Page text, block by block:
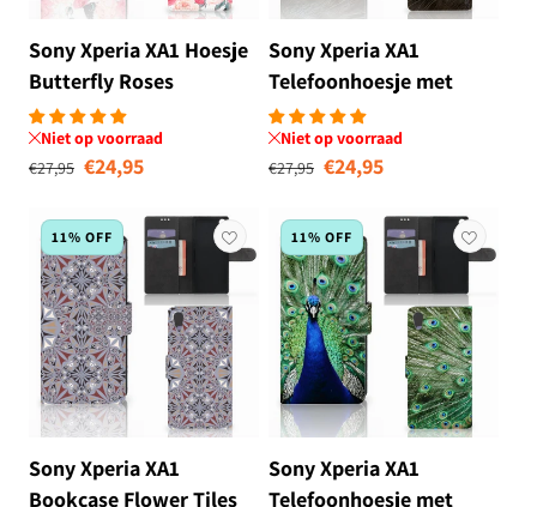
Sony Xperia XA1 Hoesje
Butterfly Roses
Niet op voorraad
Normale prijs
€27,95 Aanbiedingsprijs
€24,95
Sony Xperia XA1
Telefoonhoesje met
Pasjes Zwarte Kat
Niet op voorraad
Normale prijs
€27,95 €24,95
11% OFF
Sony Xperia XA1
Bookcase Flower Tiles
11% OFF
Sony Xperia XA1
Telefoonhoesje met